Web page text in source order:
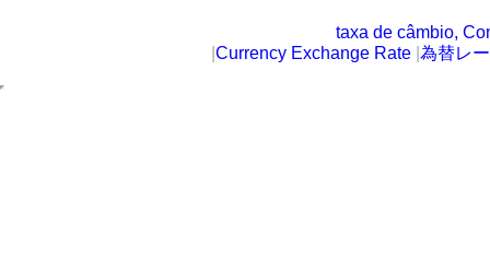
taxa de câmbio,
Currency Exchange Rate 為替レ